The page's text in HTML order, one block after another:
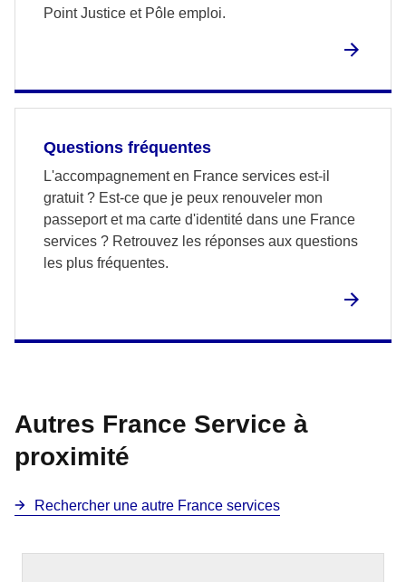
Point Justice et Pôle emploi.
Questions fréquentes
L'accompagnement en France services est-il
gratuit ? Est-ce que je peux renouveler mon
passeport et ma carte d'identité dans une France
services ? Retrouvez les réponses aux questions
les plus fréquentes.
Autres France Service à
proximité
Rechercher une autre France services